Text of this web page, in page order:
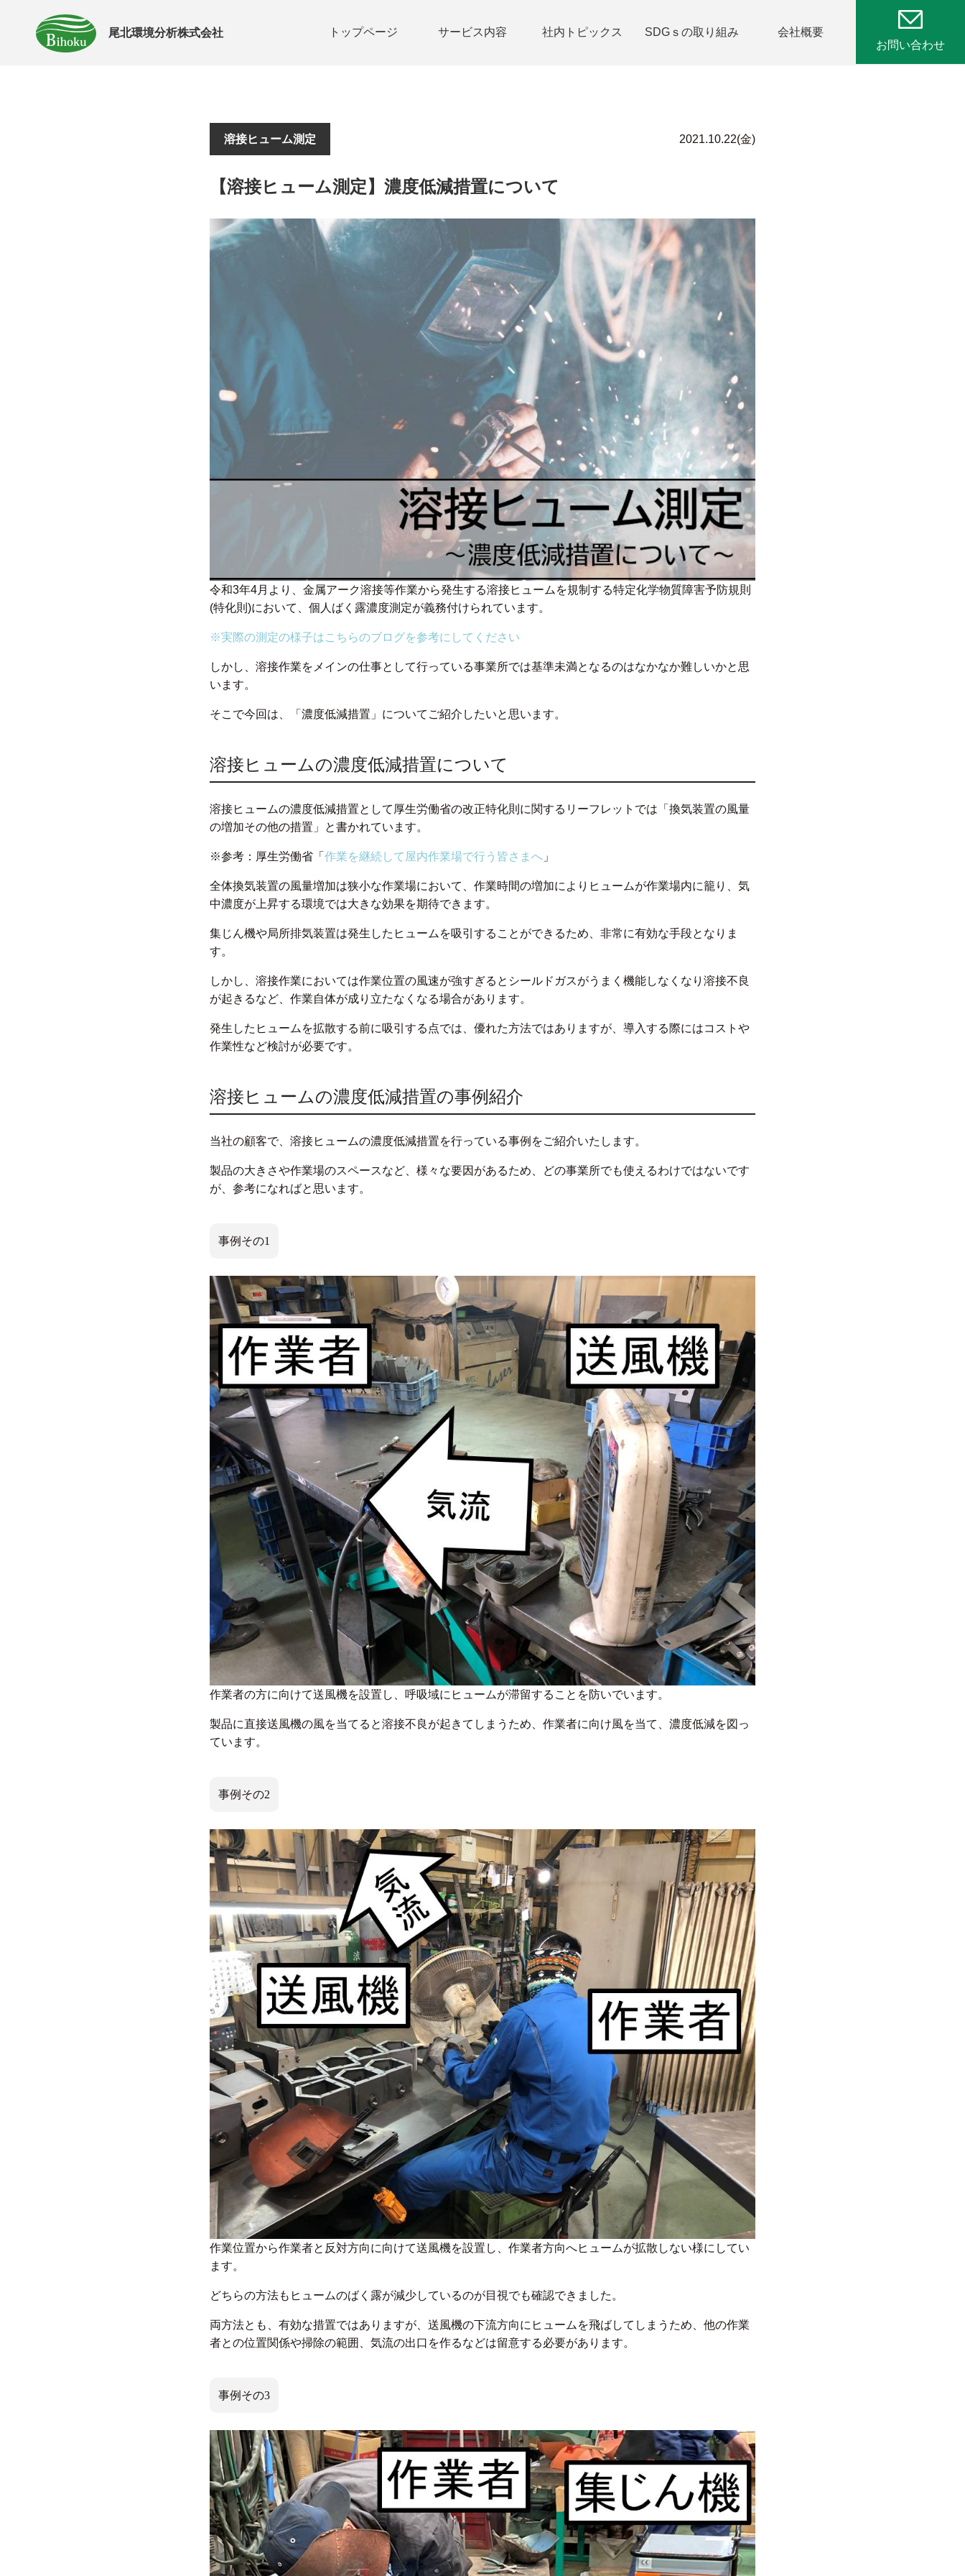
尾北環境分析株式会社 トップページ サービス内容 社内トピックス SDGｓの取り組み
会社概要
お問い合わせ
溶接ヒューム測定 2021.10.22(金)
【溶接ヒューム測定】濃度低減措置について
令和3年4月より、金属アーク溶接等作業から発生する溶接ヒュームを規制する特定化学物質障害予防規則
(特化則)において、個人ばく露濃度測定が義務付けられています。
※実際の測定の様子はこちらのブログを参考にしてください
しかし、溶接作業をメインの仕事として行っている事業所では基準未満となるのはなかなか難しいかと思
います。
そこで今回は、「濃度低減措置」についてご紹介したいと思います。
溶接ヒュームの濃度低減措置について
溶接ヒュームの濃度低減措置として厚生労働省の改正特化則に関するリーフレットでは「換気装置の風量
の増加その他の措置」と書かれています。
※参考：厚生労働省「 作業を継続して屋内作業場で行う皆さまへ 」
全体換気装置の風量増加は狭小な作業場において、作業時間の増加によりヒュームが作業場内に籠り、気
中濃度が上昇する環境では大きな効果を期待できます。
集じん機や局所排気装置は発生したヒュームを吸引することができるため、非常に有効な手段となりま
す。
しかし、溶接作業においては作業位置の風速が強すぎるとシールドガスがうまく機能しなくなり溶接不良
が起きるなど、作業自体が成り立たなくなる場合があります。
発生したヒュームを拡散する前に吸引する点では、優れた方法ではありますが、導入する際にはコストや
作業性など検討が必要です。
溶接ヒュームの濃度低減措置の事例紹介
当社の顧客で、溶接ヒュームの濃度低減措置を行っている事例をご紹介いたします。
製品の大きさや作業場のスペースなど、様々な要因があるため、どの事業所でも使えるわけではないです
が、参考になればと思います。
事例その1
作業者の方に向けて送風機を設置し、呼吸域にヒュームが滞留することを防いでいます。
製品に直接送風機の風を当てると溶接不良が起きてしまうため、作業者に向け風を当て、濃度低減を図っ
ています。
事例その2
作業位置から作業者と反対方向に向けて送風機を設置し、作業者方向へヒュームが拡散しない様にしてい
ます。
どちらの方法もヒュームのばく露が減少しているのが目視でも確認できました。
両方法とも、有効な措置ではありますが、送風機の下流方向にヒュームを飛ばしてしまうため、他の作業
者との位置関係や掃除の範囲、気流の出口を作るなどは留意する必要があります。
事例その3